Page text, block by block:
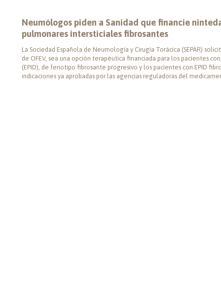
Neumólogos piden a Sanidad que financie
pulmonares intersticiales fibrosantes
La Sociedad Española de Neumología y Cirugía Torácica (SEPAR)
de OFEV, sea una opción terapéutica financiada para los pacientes
(EPID), de fenotipo fibrosante progresivo y los pacientes con EPID
indicaciones ya aprobadas por las agencias reguladoras del